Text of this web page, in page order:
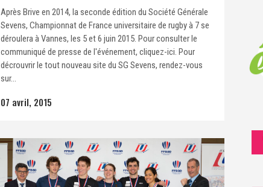
Après Brive en 2014, la seconde édition du Société Générale
Sevens, Championnat de France universitaire de rugby à 7 se
déroulera à Vannes, les 5 et 6 juin 2015. Pour consulter le
communiqué de presse de l'événement, cliquez-ici. Pour
décrouvrir le tout nouveau site du SG Sevens, rendez-vous
sur...
07 avril, 2015